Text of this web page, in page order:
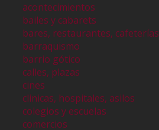
acontecimientos
bailes y cabarets
bares, restaurantes, cafeterías
barraquismo
barrio gótico
calles, plazas
cines
clinicas, hospitales, asilos
colegios y escuelas
comercios